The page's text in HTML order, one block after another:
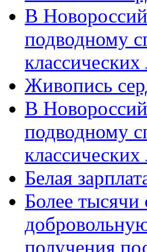
В
подводному
Живопись
В
подводному
Белая
Более
получения